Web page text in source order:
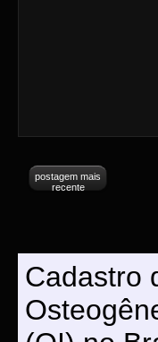
postagem mais
recente